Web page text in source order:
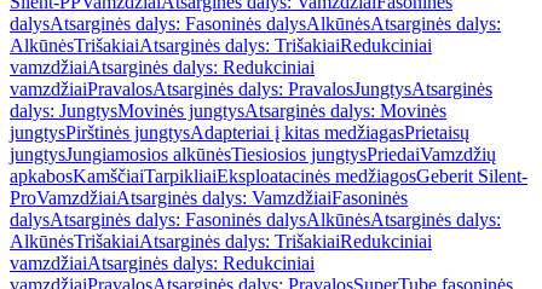
dalysAtsarginės dalys: Fasoninės dalysAlkūnėsAtsarginės dalys:
AlkūnėsTrišakiaiAtsarginės dalys: TrišakiaiRedukciniai
vamzdžiaiAtsarginės dalys: Redukciniai
vamzdžiaiPravalosAtsarginės dalys: PravalosJungtysAtsarginės
dalys: JungtysMovinės jungtysAtsarginės dalys: Movinės
jungtysPirštinės jungtysAdapteriai į kitas medžiagasPrietaisų
jungtysJungiamosios alkūnėsTiesiosios jungtysPriedaiVamzdžių
apkabosKamščiaiTarpikliaiEksploatacinės medžiagosGeberit Silent-
ProVamzdžiaiAtsarginės dalys: VamzdžiaiFasoninės
dalysAtsarginės dalys: Fasoninės dalysAlkūnėsAtsarginės dalys:
AlkūnėsTrišakiaiAtsarginės dalys: TrišakiaiRedukciniai
vamzdžiaiAtsarginės dalys: Redukciniai
vamzdžiaiPravalosAtsarginės dalys: PravalosSuperTube fasoninės